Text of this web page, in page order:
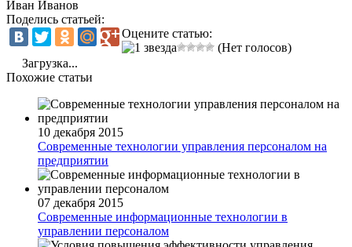
Иван Иванов
Поделись статьей:
Оцените статью:
(Нет голосов)
Загрузка...
Похожие статьи
10 декабря 2015
Современные технологии управления персоналом на
предприятии
07 декабря 2015
Современные информационные технологии в
управлении персоналом